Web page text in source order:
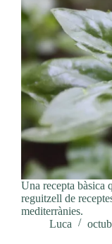
Una recepta bàsica
reguitzell de
mediterrànies.
Luca